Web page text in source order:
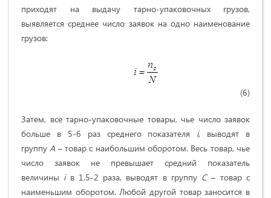
приходят на выдачу тарно-упаковочных грузов,
выявляется среднее число заявок на одно наименование
грузов:
(6)
Затем, все тарно-упаковочные товары, чье число заявок
больше в 5-6 раз среднего показателя i, выводят в
группуА – товар с наибольшим оборотом. Весь товар, чье
число заявок не превышает средний показатель
величины iв 1,5-2 раза, выводят в группу С– товар с
наименьшим оборотом. Любой другой товар заносится в